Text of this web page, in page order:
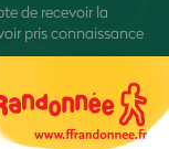
de recevoir la
pris connaissance